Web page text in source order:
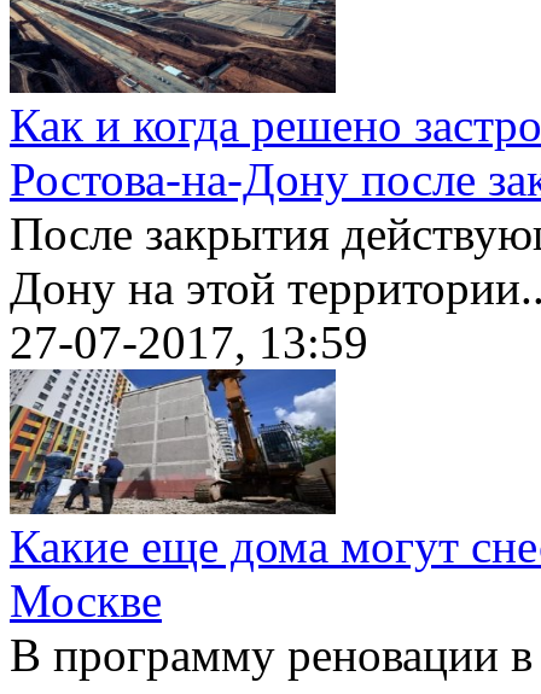
Как и когда решено
Ростова-на-Дону после
После закрытия
Дону на этой
27-07-2017, 13:59
Какие еще дома могут
Москве
В программу реновации в